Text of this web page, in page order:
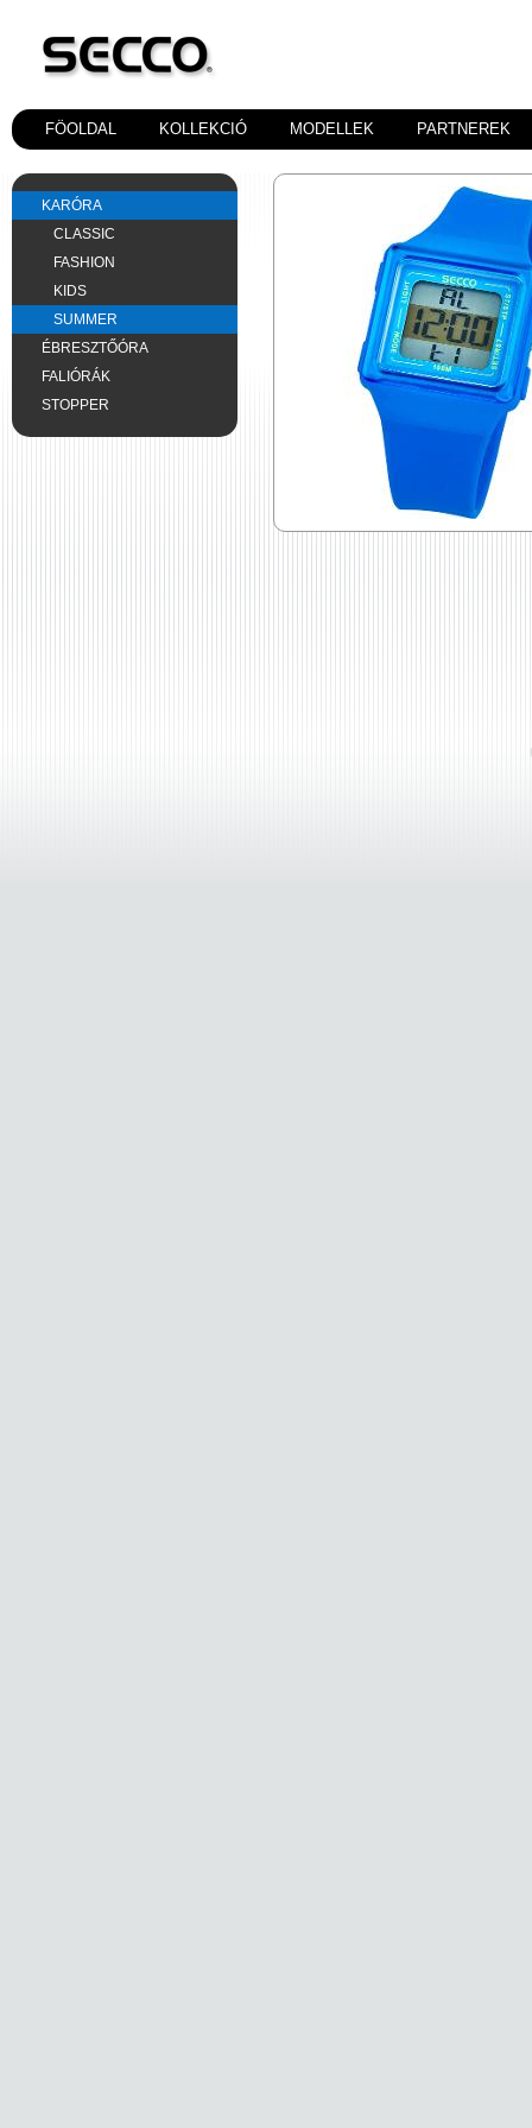
FÖOLDAL KOLLEKCIÓ MODELLEK PARTNEREK
KARÓRA
CLASSIC
FASHION
KIDS
SUMMER
ÉBRESZTŐÓRA
FALIÓRÁK
STOPPER